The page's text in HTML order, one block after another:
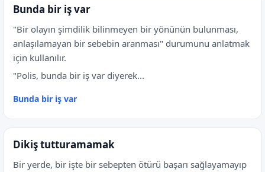
Bunda bir iş var
"Bir olayın şimdilik bilinmeyen bir yönünün bulunması,
anlaşılamayan bir sebebin aranması" durumunu anlatmak
için kullanılır.
"Polis, bunda bir iş var diyerek...
Bunda bir iş var
Dikiş tutturamamak
Bir yerde, bir işte bir sebepten ötürü başarı sağlayamayıp